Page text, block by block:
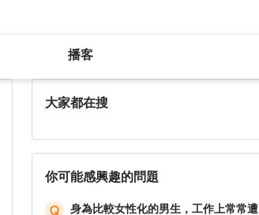
播客
大家都在搜
你可能感興趣的問題
身為比較女性化的男生，工作上常常遭